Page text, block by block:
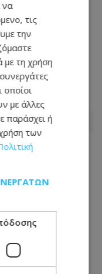
νεκρούς
του
να
τις
την
με τη χρήση
οποίοι
με άλλες
παράσχει ή
των